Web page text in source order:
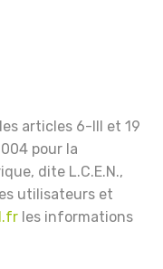
articles 6-III et 19
pour la
dite L.C.E.N.,
utilisateurs et
les informations